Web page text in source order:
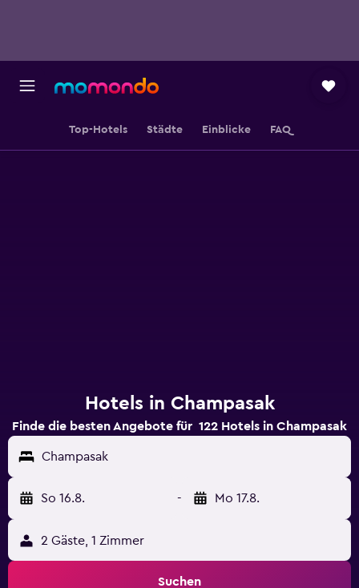
Top-Hotels Städte Einblicke FAQ
Hotels in Champasak
Finde die besten Angebote für 122 Hotels in Champasak
Champasak
So 16.8. - Mo 17.8.
2 Gäste, 1 Zimmer
Suchen